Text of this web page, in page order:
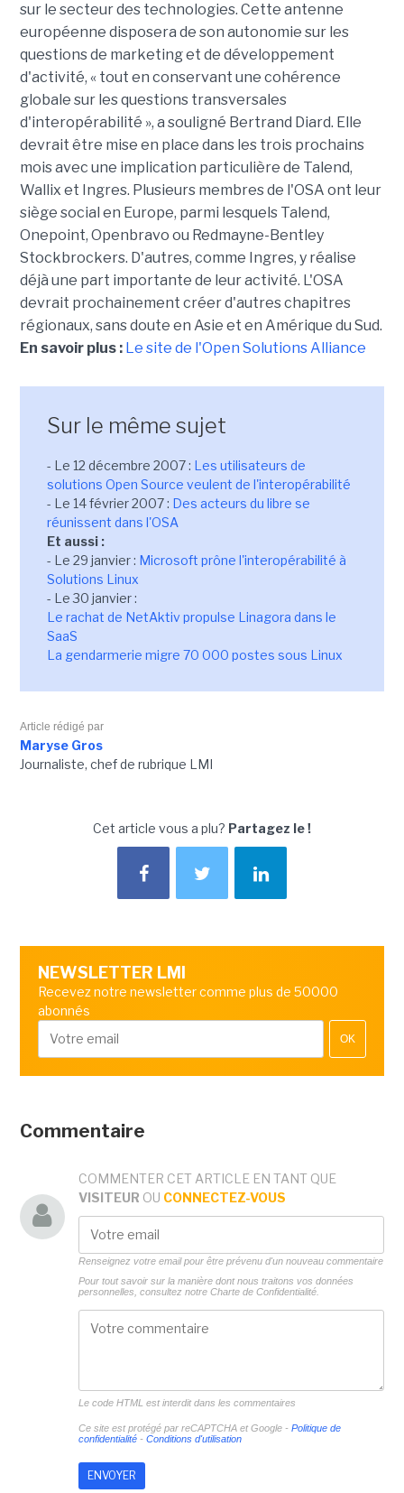
sur le secteur des technologies. Cette antenne
européenne disposera de son autonomie sur les
questions de marketing et de développement
d'activité, « tout en conservant une cohérence
globale sur les questions transversales
d'interopérabilité », a souligné Bertrand Diard. Elle
devrait être mise en place dans les trois prochains
mois avec une implication particulière de Talend,
Wallix et Ingres. Plusieurs membres de l'OSA ont leur
siège social en Europe, parmi lesquels Talend,
Onepoint, Openbravo ou Redmayne-Bentley
Stockbrockers. D'autres, comme Ingres, y réalise
déjà une part importante de leur activité. L'OSA
devrait prochainement créer d'autres chapitres
régionaux, sans doute en Asie et en Amérique du Sud.
En savoir plus : Le site de l'Open Solutions Alliance
Sur le même sujet
- Le 12 décembre 2007 : Les utilisateurs de
solutions Open Source veulent de l'interopérabilité
- Le 14 février 2007 : Des acteurs du libre se
réunissent dans l'OSA
Et aussi :
- Le 29 janvier : Microsoft prône l'interopérabilité à
Solutions Linux
- Le 30 janvier :
Le rachat de NetAktiv propulse Linagora dans le
SaaS
La gendarmerie migre 70 000 postes sous Linux
Article rédigé par
Maryse Gros
Journaliste, chef de rubrique LMI
Cet article vous a plu? Partagez le !
NEWSLETTER LMI
Recevez notre newsletter comme plus de 50000
abonnés
OK
Commentaire
COMMENTER CET ARTICLE EN TANT QUE
VISITEUR OU CONNECTEZ-VOUS
Renseignez votre email pour être prévenu d'un nouveau commentaire
Pour tout savoir sur la manière dont nous traitons vos données
personnelles, consultez notre Charte de Confidentialité.
Le code HTML est interdit dans les commentaires
Ce site est protégé par reCAPTCHA et Google - Politique de
confidentialité- Conditions d'utilisation